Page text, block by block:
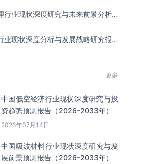
行业现状深度研究与未来前景分析
业现状深度分析与发展战略研究报
更多
中国低空经济行业现状深度研究与投
资趋势预测报告（2026-2033年）
2026年07月14日
中国吸波材料‌‌‌行业现状深度研究与发
展前景预测报告（2026-2033年）